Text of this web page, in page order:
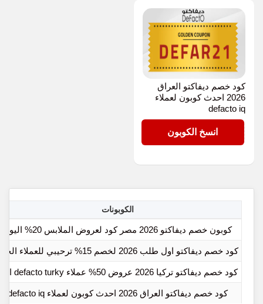
كود خصم ديفاكتو العراق
2026 احدث كوبون لعملاء
defacto iq
DEFAR21
انسخ الكوبون
الكوبونات
كوبون خصم ديفاكتو 2026 مصر كود لعروض الملابس 20% اليوم
كود خصم ديفاكتو اول طلب 2026 لخصم 15% ترحيبي للعملاء الجدد
كود خصم ديفاكتو تركيا 2026 عروض 50% عملاء defacto turky الان
كود خصم ديفاكتو العراق 2026 احدث كوبون لعملاء defacto iq